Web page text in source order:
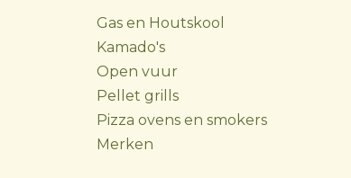
Gas en Houtskool
Kamado's
Open vuur
Pellet grills
Pizza ovens en smokers
Merken